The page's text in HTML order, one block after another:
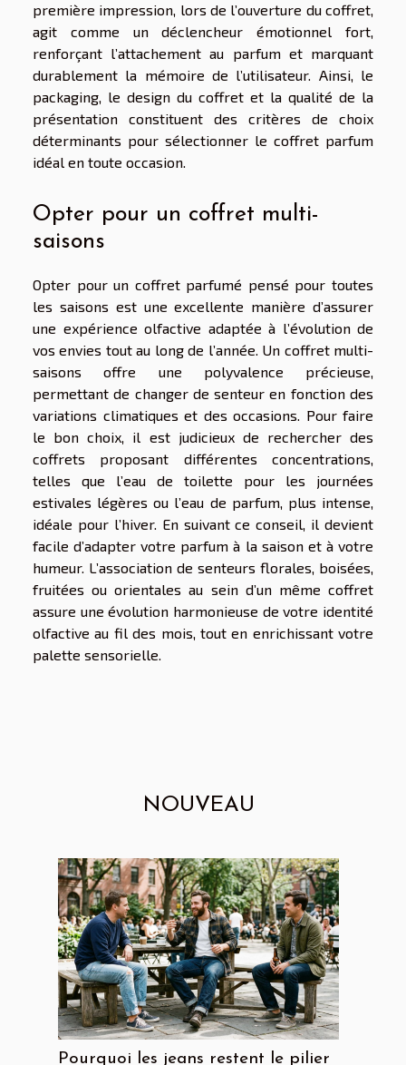
première impression, lors de l’ouverture du coffret,
agit comme un déclencheur émotionnel fort,
renforçant l’attachement au parfum et marquant
durablement la mémoire de l’utilisateur. Ainsi, le
packaging, le design du coffret et la qualité de la
présentation constituent des critères de choix
déterminants pour sélectionner le coffret parfum
idéal en toute occasion.
Opter pour un coffret multi-
saisons
Opter pour un coffret parfumé pensé pour toutes
les saisons est une excellente manière d’assurer
une expérience olfactive adaptée à l’évolution de
vos envies tout au long de l’année. Un coffret multi-
saisons offre une polyvalence précieuse,
permettant de changer de senteur en fonction des
variations climatiques et des occasions. Pour faire
le bon choix, il est judicieux de rechercher des
coffrets proposant différentes concentrations,
telles que l’eau de toilette pour les journées
estivales légères ou l’eau de parfum, plus intense,
idéale pour l’hiver. En suivant ce conseil, il devient
facile d’adapter votre parfum à la saison et à votre
humeur. L’association de senteurs florales, boisées,
fruitées ou orientales au sein d’un même coffret
assure une évolution harmonieuse de votre identité
olfactive au fil des mois, tout en enrichissant votre
palette sensorielle.
NOUVEAU
Pourquoi les jeans restent le pilier